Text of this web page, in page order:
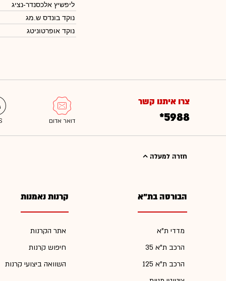
ליפשיץ אלכסנדר-נציג
נוקד בונדס ש.מג
נוקד אופרטוניטג
צרו איתנו קשר
*5988
חזרה למעלה
הבורסה בת"א
מדדי ת"א
הרכב ת"א 35
הרכב ת"א 125
קרנות נאמנות
אתר הקרנות
חיפוש קרנות
השוואה ביצועי קרנות